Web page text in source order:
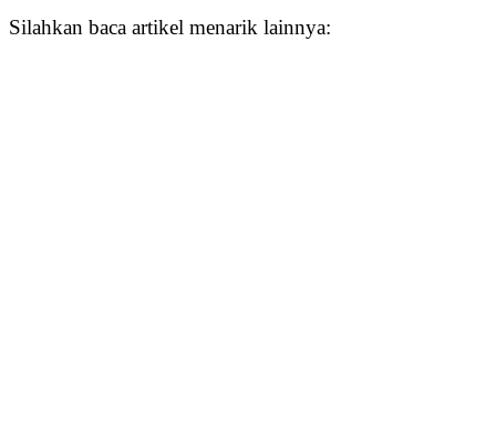
Silahkan baca artikel menarik lainnya: